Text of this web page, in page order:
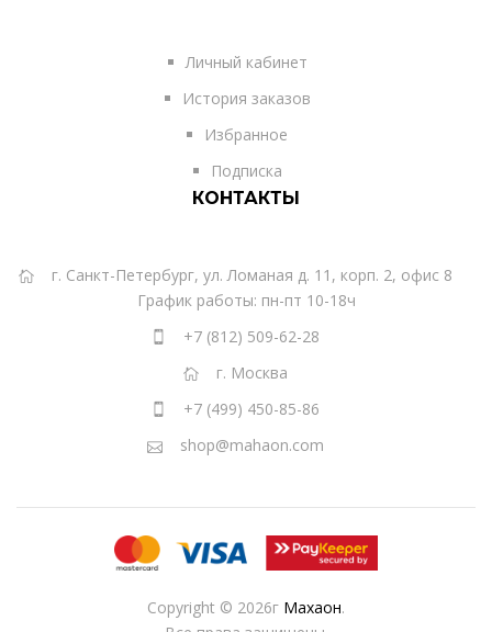
Личный кабинет
История заказов
Избранное
Подписка
КОНТАКТЫ
г. Санкт-Петербург, ул. Ломаная д. 11, корп. 2, офис 8
График работы: пн-пт 10-18ч
+7 (812) 509-62-28
г. Москва
+7 (499) 450-85-86
shop@mahaon.com
Copyright © 2026г Махаон.